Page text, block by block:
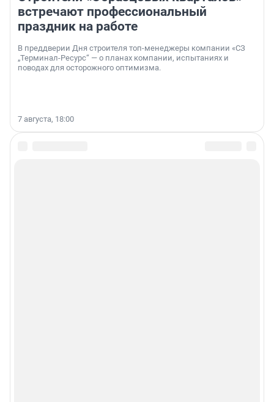
встречают профессиональный
праздник на работе
В преддверии Дня строителя топ-менеджеры компании «СЗ
„Терминал-Ресурс“ — о планах компании, испытаниях и
поводах для осторожного оптимизма.
7 августа, 18:00